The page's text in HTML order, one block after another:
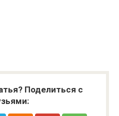
Поделиться с